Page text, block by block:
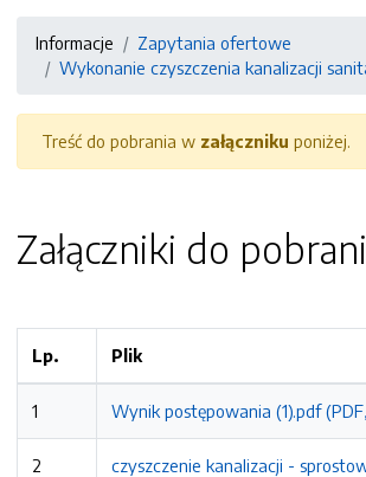
Informacje
Zapytania ofertowe
Wykonanie czyszczenia kanalizacji
Treść do pobrania w załączniku poniżej.
Załączniki do
Lp. Plik
1 Wynik postępowania (1).pdf
2 czyszczenie kanalizacji -